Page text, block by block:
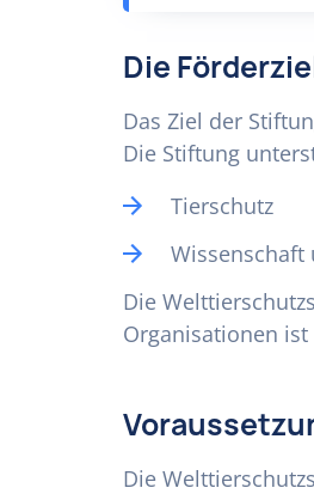
Die
Das Ziel der
Die Stiftung
Tierschutz
Wissenschaft
Die
Organisationen
Die